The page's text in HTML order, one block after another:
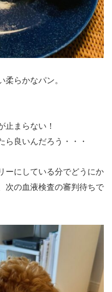
柔らかなパン。
止まらない！
ら良いんだろう・・・
ーにしている分でどうにか
次の血液検査の審判待ちで